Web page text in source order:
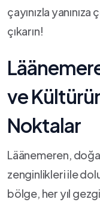
‍çayınızla
çıkarın!
ve
Noktalar
Läänemeren,
zenginlikleri ile
bölge, ‌her yıl